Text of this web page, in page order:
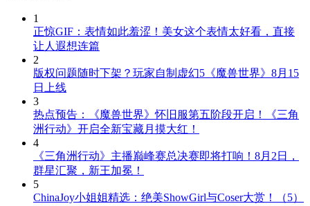
1
正惊GIF：表情如此羞涩！美女这个表情太好看，直接
让人遐想连篇
2
版权问题随时下架？玩家自制虚幻5《魔兽世界》8月15
日上线
3
热点预告：《魔兽世界》怀旧服第五阶段开启！《三角
洲行动》开启全新宝藏月摸大红！
4
《三角洲行动》主播巅峰赛总决赛即将打响！8月2日，
群星汇聚，新王加冕！
5
ChinaJoy小姐姐精选：绝美ShowGirl与Coser大赏！（5）